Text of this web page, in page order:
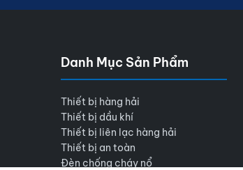
Danh Mục Sản Phẩm
Thiết bị hàng hải
Thiết bị dầu khí
Thiết bị liên lạc hàng hải
Thiết bị an toàn
Đèn chống cháy nổ